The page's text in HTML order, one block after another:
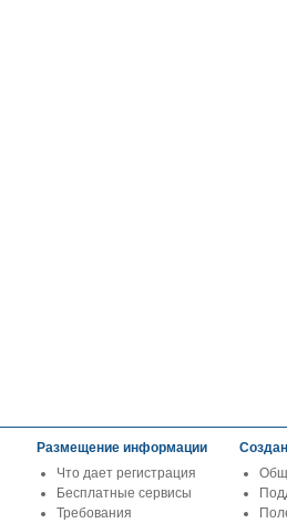
Размещение информации
Что дает регистрация
Бесплатные сервисы
Требования